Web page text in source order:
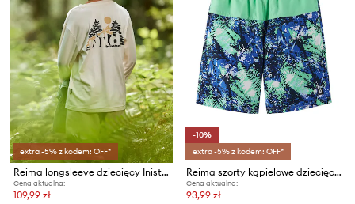
extra -5% z kodem: OFF*
Reima longsleeve dziecięcy Inista UV 50+
Cena aktualna:
109,99 zł
-10%
extra -5% z kodem: OFF*
Reima szorty kąpielowe dziecięce Papaija UV 50+
Cena aktualna:
93,99 zł